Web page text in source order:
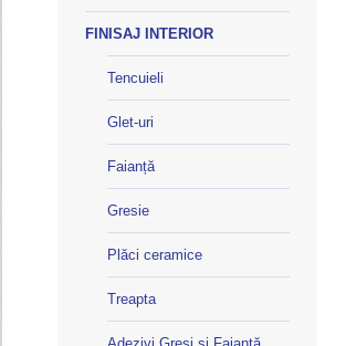
FINISAJ INTERIOR
Tencuieli
Glet-uri
Faianță
Gresie
Plăci ceramice
Treapta